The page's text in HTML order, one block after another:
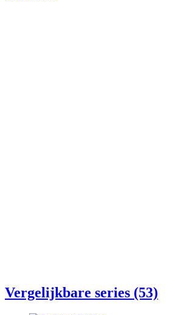
Vergelijkbare series (53)